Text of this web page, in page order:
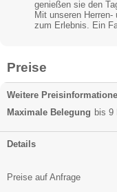
genießen sie den
Mit unseren
zum Erlebnis. Ein
Preise
Weitere
Maximale Belegung bis 9
Details
Preise auf Anfrage